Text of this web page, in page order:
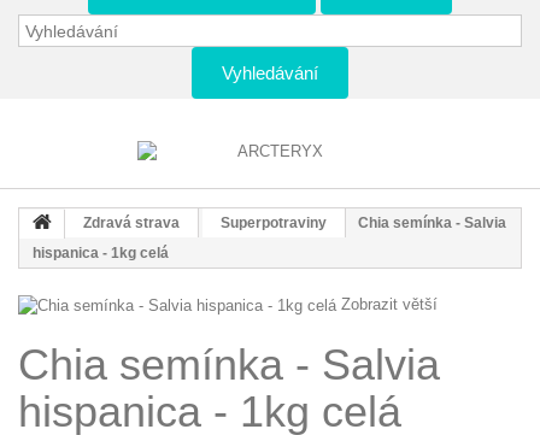
Vyhledávání
Zdravá strava Superpotraviny
Chia semínka - Salvia
hispanica - 1kg celá
Zobrazit větší
Chia semínka - Salvia
hispanica - 1kg celá